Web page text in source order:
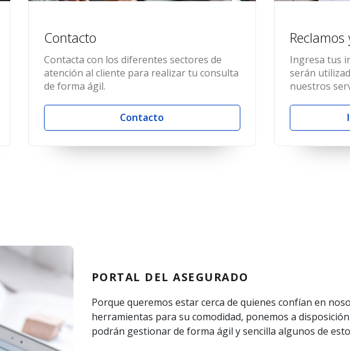
Contacto
Contacta con los diferentes sectores de
atención al cliente para realizar tu consulta
de forma ágil.
Contacto
Reclamos
Ingresa tus
serán
nuestros
PORTAL DEL ASEGURADO
Porque queremos estar cerca de quienes confían en
herramientas para su comodidad, ponemos a
podrán gestionar de forma ágil y sencilla algunos de